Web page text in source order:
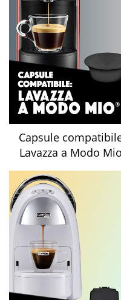
Capsule
Lavazza a Modo Mio